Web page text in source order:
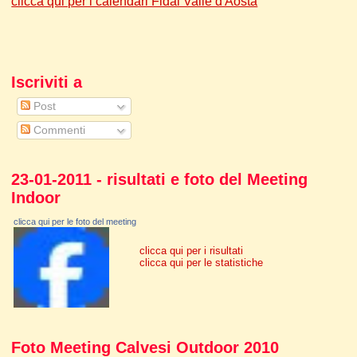
Iscriviti a
Post
Commenti
23-01-2011 - risultati e foto del Meeting
Indoor
clicca qui per le foto del meeting
clicca qui per i risultati
clicca qui per le statistiche
Foto Meeting Calvesi Outdoor 2010